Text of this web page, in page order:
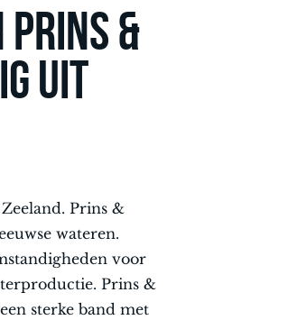
&
uit
Prins &
wateren.
voor
Prins &
sterke band met